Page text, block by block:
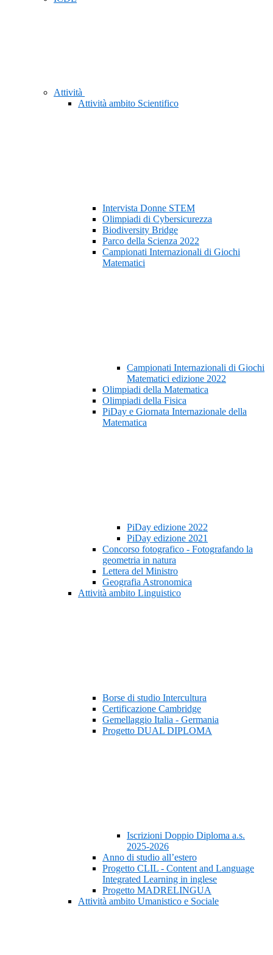
Attività
Attività ambito Scientifico
Intervista Donne STEM
Olimpiadi di Cybersicurezza
Biodiversity Bridge
Parco della Scienza 2022
Campionati Internazionali di Giochi
Matematici
Campionati Internazionali di Giochi
Matematici edizione 2022
Olimpiadi della Matematica
Olimpiadi della Fisica
PiDay e Giornata Internazionale della
Matematica
PiDay edizione 2022
PiDay edizione 2021
Concorso fotografico - Fotografando la
geometria in natura
Lettera del Ministro
Geografia Astronomica
Attività ambito Linguistico
Borse di studio Intercultura
Certificazione Cambridge
Gemellaggio Italia - Germania
Progetto DUAL DIPLOMA
Iscrizioni Doppio Diploma a.s.
2025-2026
Anno di studio all’estero
Progetto CLIL - Content and Language
Integrated Learning in inglese
Progetto MADRELINGUA
Attività ambito Umanistico e Sociale